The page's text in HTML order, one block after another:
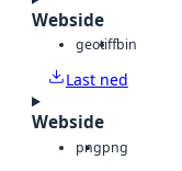
Webside
geotiffbin
Last ned
Webside
pngpng